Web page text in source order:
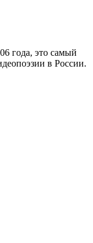
года, это самый
в России.